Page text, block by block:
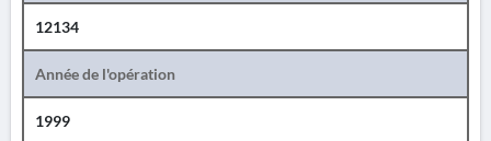
12134
Année de l'opération
1999